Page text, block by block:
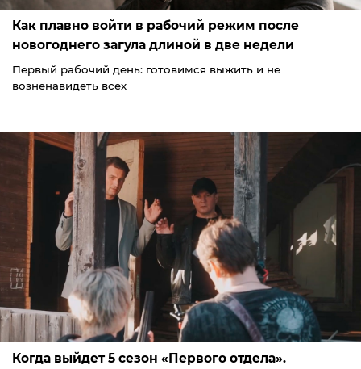
Как плавно войти в рабочий режим после
новогоднего загула длиной в две недели
Первый рабочий день: готовимся выжить и не
возненавидеть всех
Когда выйдет 5 сезон «Первого отдела».